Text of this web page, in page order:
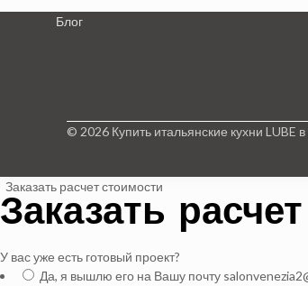
Блог
© 2026 Купить итальянские кухни
Заказать расчет стоимости
Заказать
У вас уже есть готовый проект?
Да, я вышлю его на Вашу почту